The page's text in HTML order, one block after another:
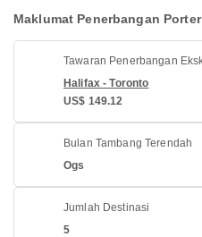
Maklumat Penerbangan
Tawaran Penerbangan
Halifax - Toronto
US$ 149.12
Bulan Tambang Terendah
Ogs
Jumlah Destinasi
5